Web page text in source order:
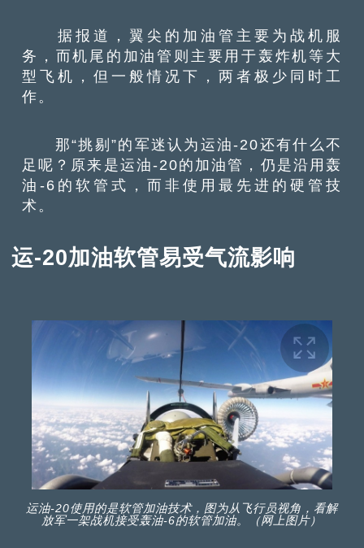
据报道，翼尖的加油管主要为战机服
务，而机尾的加油管则主要用于轰炸机等大
型飞机，但一般情况下，两者极少同时工
作。
那“挑剔”的军迷认为运油-20还有什么不
足呢？原来是运油-20的加油管，仍是沿用轰
油-6的软管式，而非使用最先进的硬管技
术。
运-20加油软管易受气流影响
运油-20使用的是软管加油技术，图为从飞行员视角，看解
放军一架战机接受轰油-6的软管加油。（网上图片）